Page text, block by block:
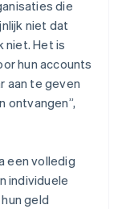
die
niet dat
niet. Het is
hun accounts
aan te geven
ontvangen”,
een volledig
individuele
geld